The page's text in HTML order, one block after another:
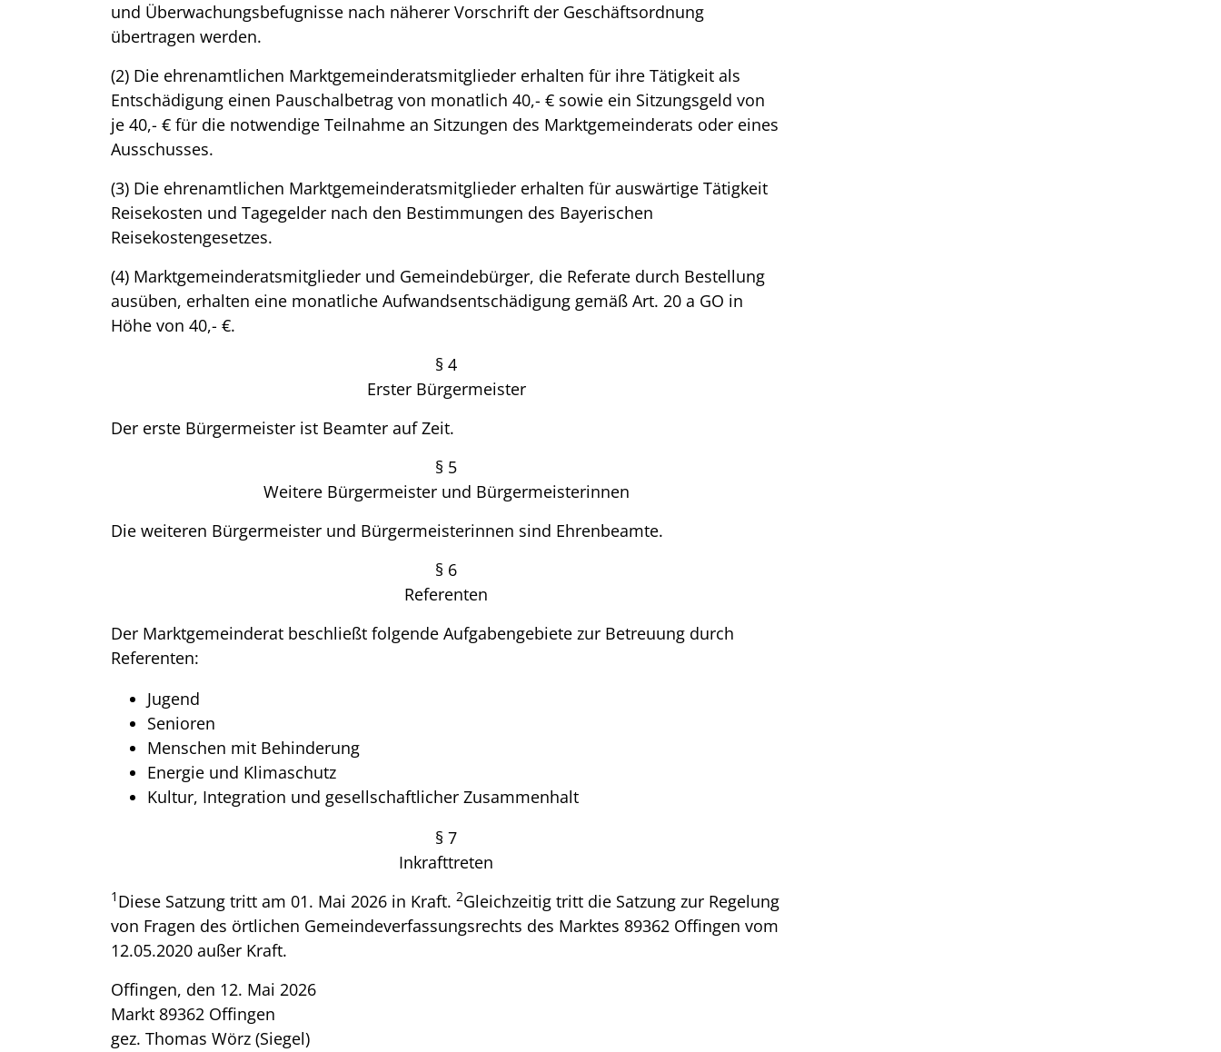
und Überwachungsbefugnisse nach näherer Vorschrift der Geschäftsordnung
übertragen werden.
(2) Die ehrenamtlichen Marktgemeinderatsmitglieder erhalten für ihre Tätigkeit als
Entschädigung einen Pauschalbetrag von monatlich 40,- € sowie ein Sitzungsgeld von
je 40,- € für die notwendige Teilnahme an Sitzungen des Marktgemeinderats oder eines
Ausschusses.
(3) Die ehrenamtlichen Marktgemeinderatsmitglieder erhalten für auswärtige Tätigkeit
Reisekosten und Tagegelder nach den Bestimmungen des Bayerischen
Reisekostengesetzes.
(4) Marktgemeinderatsmitglieder und Gemeindebürger, die Referate durch Bestellung
ausüben, erhalten eine monatliche Aufwandsentschädigung gemäß Art. 20 a GO in
Höhe von 40,- €.
§ 4
Erster Bürgermeister
Der erste Bürgermeister ist Beamter auf Zeit.
§ 5
Weitere Bürgermeister und Bürgermeisterinnen
Die weiteren Bürgermeister und Bürgermeisterinnen sind Ehrenbeamte.
§ 6
Referenten
Der Marktgemeinderat beschließt folgende Aufgabengebiete zur Betreuung durch
Referenten:
Jugend
Senioren
Menschen mit Behinderung
Energie und Klimaschutz
Kultur, Integration und gesellschaftlicher Zusammenhalt
§ 7
Inkrafttreten
1 Diese Satzung tritt am 01. Mai 2026 in Kraft. 2Gleichzeitig tritt die Satzung zur Regelung
von Fragen des örtlichen Gemeindeverfassungsrechts des Marktes 89362 Offingen vom
12.05.2020 außer Kraft.
Offingen, den 12. Mai 2026
Markt 89362 Offingen
gez. Thomas Wörz (Siegel)